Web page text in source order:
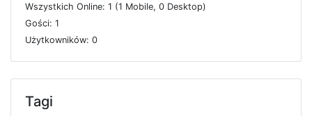
Wszystkich Online: 1 (1 Mobile, 0 Desktop)
Gości: 1
Użytkowników: 0
Tagi